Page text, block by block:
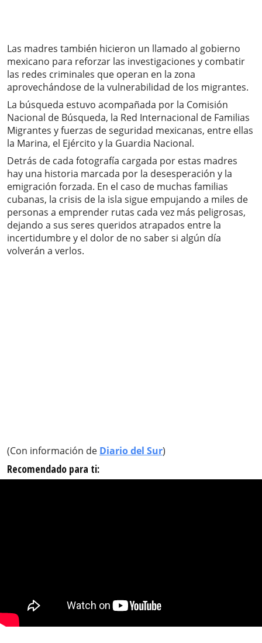
Las madres también hicieron un llamado al gobierno
mexicano para reforzar las investigaciones y combatir
las redes criminales que operan en la zona
aprovechándose de la vulnerabilidad de los migrantes.
La búsqueda estuvo acompañada por la Comisión
Nacional de Búsqueda, la Red Internacional de Familias
Migrantes y fuerzas de seguridad mexicanas, entre ellas
la Marina, el Ejército y la Guardia Nacional.
Detrás de cada fotografía cargada por estas madres
hay una historia marcada por la desesperación y la
emigración forzada. En el caso de muchas familias
cubanas, la crisis de la isla sigue empujando a miles de
personas a emprender rutas cada vez más peligrosas,
dejando a sus seres queridos atrapados entre la
incertidumbre y el dolor de no saber si algún día
volverán a verlos.
(Con información de Diario del Sur)
Recomendado para ti: